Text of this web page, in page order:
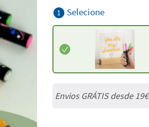
1 Selecione
Envios GRÁTIS desde 19€